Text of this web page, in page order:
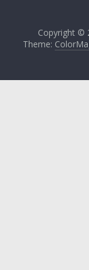
Copyright ©
Theme: